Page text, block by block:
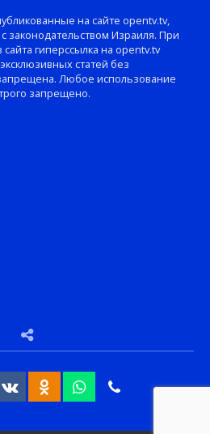
на сайте opentv.tv,
законодательством Израиля. При
гиперссылка на opentv.tv
статей без
Любое использование
запрещено.